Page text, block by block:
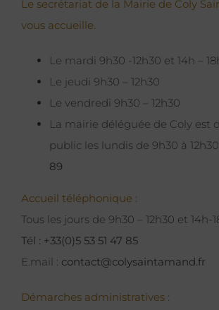
Le secrétariat de la Mairie de Coly
vous accueille.
Le mardi 9h30 -12h30 et 14h –
Le jeudi 9h30 – 12h30
Le vendredi 9h30 – 12h30
La mairie déléguée de Coly est
public les lundis de 9h30 à
89
Accueil téléphonique :
Tous les jours de 9h30 – 12h30 et 14h-
Tél : +33(0)5 53 51 47 85
E.mail : contact@colysaintamand.fr
Démarches administratives :